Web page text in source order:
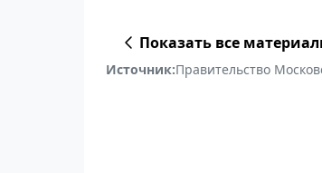
Показать все
Источник:Правительство